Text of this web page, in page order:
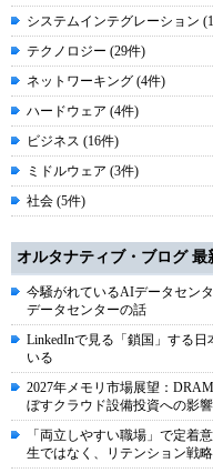
システムインテグレーション
テクノロジー (29件)
ネットワーキング (4件)
ハードウェア (4件)
ビジネス (16件)
ミドルウェア (3件)
社会 (5件)
オルタナティブ・ブログ 最
今騒がれているAIデータセン
データセンターの話
LinkedInで見る「鎖国」する
いる
2027年メモリ市場展望：
ぼすクラウド設備投資への影響
「両立しやすい職場」で定着
生ではなく、リテンション戦